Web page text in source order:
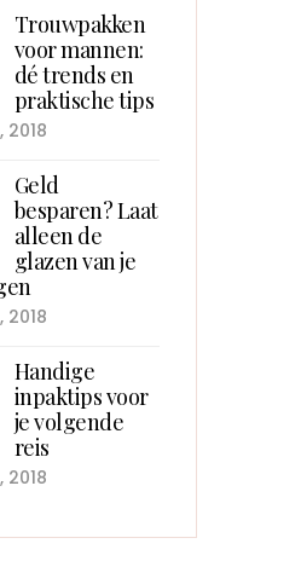
Trouwpakken
voor mannen:
dé trends en
praktische tips
Geld
besparen? Laat
alleen de
glazen van je
Handige
inpaktips voor
je volgende
reis